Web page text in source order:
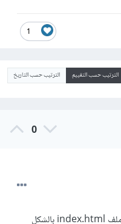
1
الترتيب حسب التقييم الترتيب حسب التاريخ
0
في البداية عليك ربط الملف App.js في ملف index.html بالشكل